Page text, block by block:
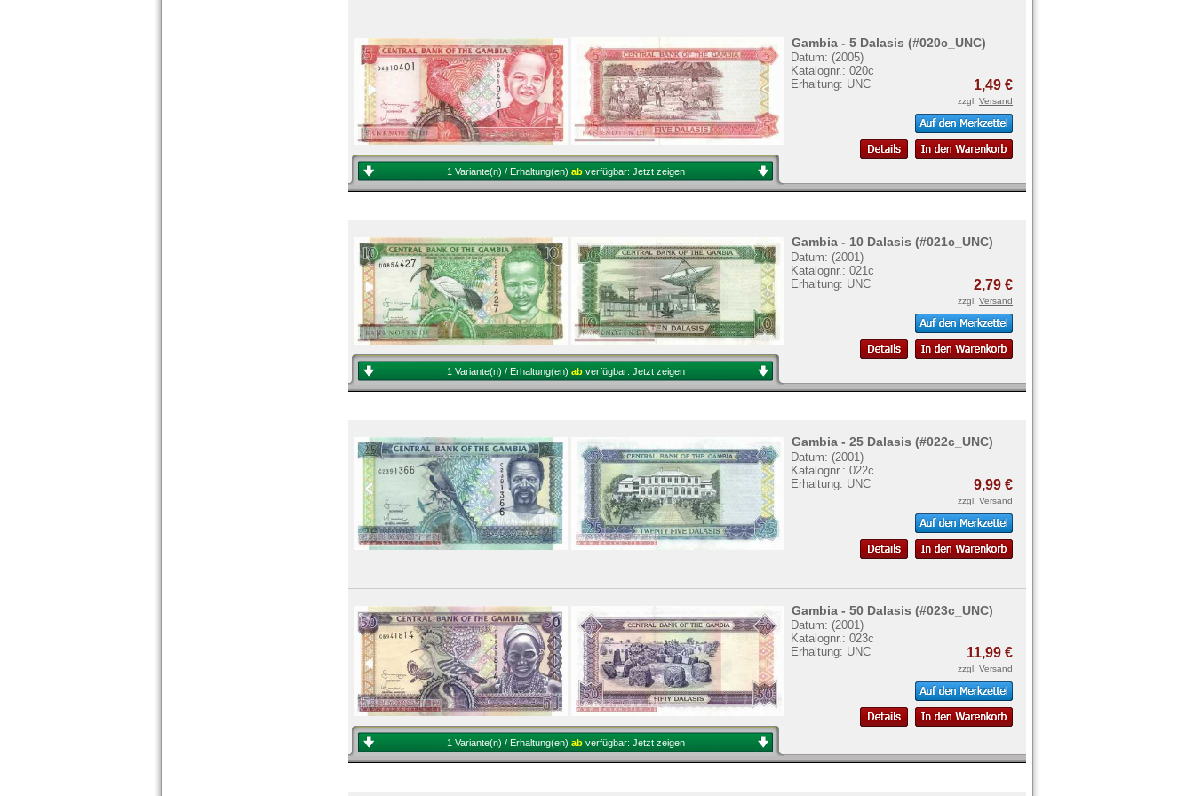
Gambia - 5 Dalasis (#020c_UNC)
Datum: (2005)
Katalognr.: 020c
Erhaltung: UNC
1,49 €
zzgl. Versand
1 Variante(n) / Erhaltung(en) ab verfügbar: Jetzt zeigen
Gambia - 10 Dalasis (#021c_UNC)
Datum: (2001)
Katalognr.: 021c
Erhaltung: UNC
2,79 €
zzgl. Versand
1 Variante(n) / Erhaltung(en) ab verfügbar: Jetzt zeigen
Gambia - 25 Dalasis (#022c_UNC)
Datum: (2001)
Katalognr.: 022c
Erhaltung: UNC
9,99 €
zzgl. Versand
Gambia - 50 Dalasis (#023c_UNC)
Datum: (2001)
Katalognr.: 023c
Erhaltung: UNC
11,99 €
zzgl. Versand
1 Variante(n) / Erhaltung(en) ab verfügbar: Jetzt zeigen